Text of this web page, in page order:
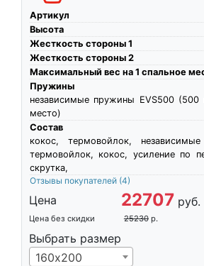
Артикул
Высота
Жесткость стороны 1
Жесткость стороны 2
Максимальный вес на 1 спальное
Пружины
независимые пружины EVS500 (500
место)
Состав
кокос, термовойлок,
термовойлок, кокос, усиление по
скрутка,
Отзывы покупателей (4)
Цена 22707 руб.
Цена без скидки 25230 р.
Выбрать размер
160х200